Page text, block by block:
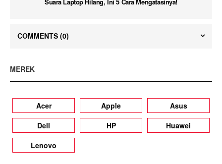
COMMENTS (0)
MEREK
Acer Apple
Asus
Dell
HP
Huawei
Lenovo